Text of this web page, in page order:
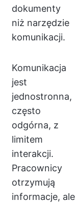
dokumenty
niż narzędzie
komunikacji.
Komunikacja
jest
jednostronna,
często
odgórna, z
limitem
interakcji.
Pracownicy
otrzymują
informacje, ale